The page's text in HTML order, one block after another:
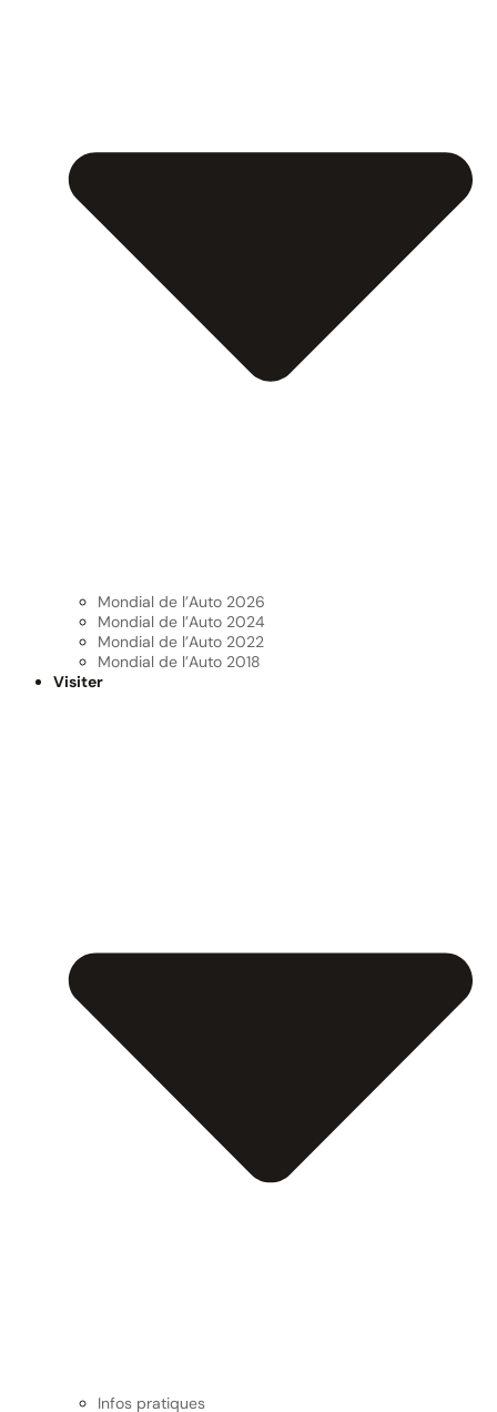
Mondial de l’Auto 2026
Mondial de l’Auto 2024
Mondial de l’Auto 2022
Mondial de l’Auto 2018
Visiter
Infos pratiques